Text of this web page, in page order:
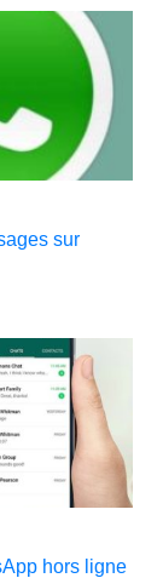
sur
hors ligne